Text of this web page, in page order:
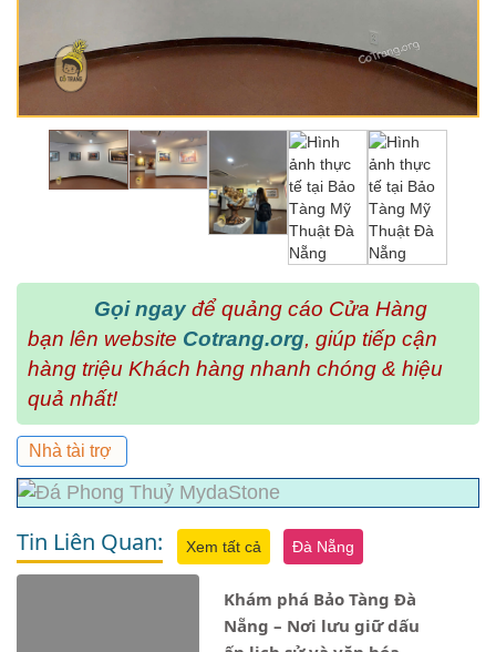
Gọi ngay để quảng cáo Cửa Hàng
bạn lên website Cotrang.org, giúp tiếp cận
hàng triệu Khách hàng nhanh chóng & hiệu
quả nhất!
Nhà tài trợ
Tin Liên Quan: Xem tất cả Đà Nẵng
Khám phá Bảo Tàng Đà
Nẵng – Nơi lưu giữ dấu